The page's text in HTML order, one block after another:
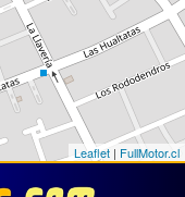
Leaflet | FullMotor.cl